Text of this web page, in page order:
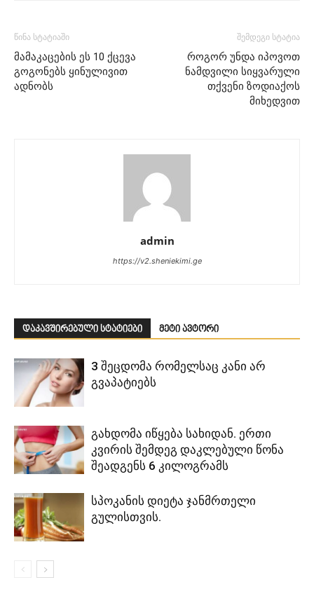
წინა სტატიაში
მამაკაცების ეს 10 ქცევა
გოგონებს ყინულივით
ადნობს
შემდეგი სტატია
როგორ უნდა იპოვოთ
ნამდვილი სიყვარული
თქვენი ზოდიაქოს
მიხედვით
admin
https://v2.sheniekimi.ge
დაკავშირებული სტატიები მეტი ავტორი
3 შეცდომა რომელსაც კანი არ
გვაპატიებს
გახდომა იწყება სახიდან. ერთი
კვირის შემდეგ დაკლებული წონა
შეადგენს 6 კილოგრამს
სპოკანის დიეტა ჯანმრთელი
გულისთვის.